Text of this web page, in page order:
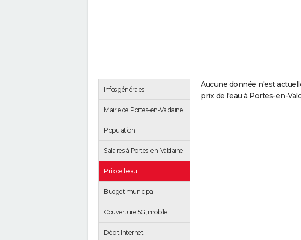
Infos générales
Mairie de Portes-en-Valdaine
Population
Salaires à Portes-en-Valdaine
Prix de l'eau
Budget municipal
Couverture 5G, mobile
Débit Internet
Aucune donnée n'est
prix de l'eau à Portes-en-